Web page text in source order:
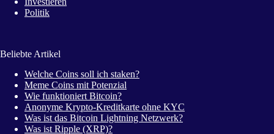
Politik
Beliebte Artikel
Welche Coins soll ich staken?
Meme Coins mit Potenzial
Wie funktioniert Bitcoin?
Anonyme Krypto-Kreditkarte ohne KYC
Was ist das Bitcoin Lightning Netzwerk?
Was ist Ripple (XRP)?